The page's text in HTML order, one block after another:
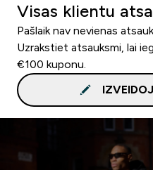
Visas klientu
Pašlaik nav nevienas
Uzrakstiet atsauksmi, lai
€100 kuponu.